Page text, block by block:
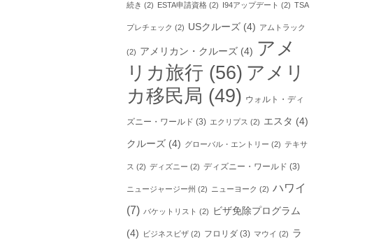
続き (2) ESTA申請資格(2) I94アップデート (2) TSA
プレチェック (2) USクルーズ(4) アムトラック
(2) アメリカン・クルーズ(4) アメ
リカ旅行 (56) アメリ
カ移民局 (49) ウォルト・ディ
ズニー・ワールド (3) エクリプス (2) エスタ (4)
クルーズ(4) グローバル・エントリー (2) テキサ
ス (2) ディズニー (2) ディズニー・ワールド (3)
ニュージャージー州 (2) ニューヨーク (2) ハワイ
(7) バケットリスト (2) ビザ免除プログラム
(4) ビジネスビザ(2) フロリダ(3) マウイ (2) ラ